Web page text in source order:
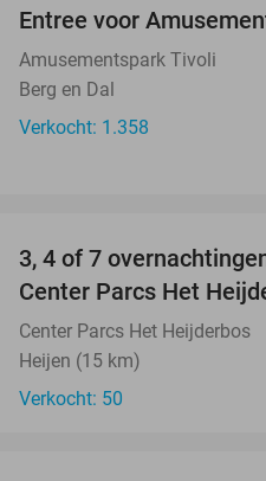
Entree voor
Amusementspark Tivoli
Berg en Dal
Verkocht: 1.358
3, 4 of 7
Center Parcs Het
Center Parcs Het Heijderbos
Heijen (15 km)
Verkocht: 50